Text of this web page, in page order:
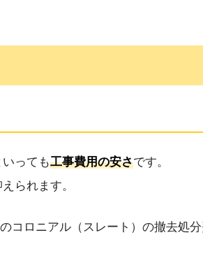
っても工事費用の安さです。
られます。
コロニアル（スレート）の撤去処